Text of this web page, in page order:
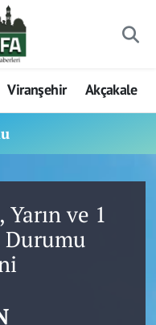
Viranşehir Akçakale
ve 1
Durumu